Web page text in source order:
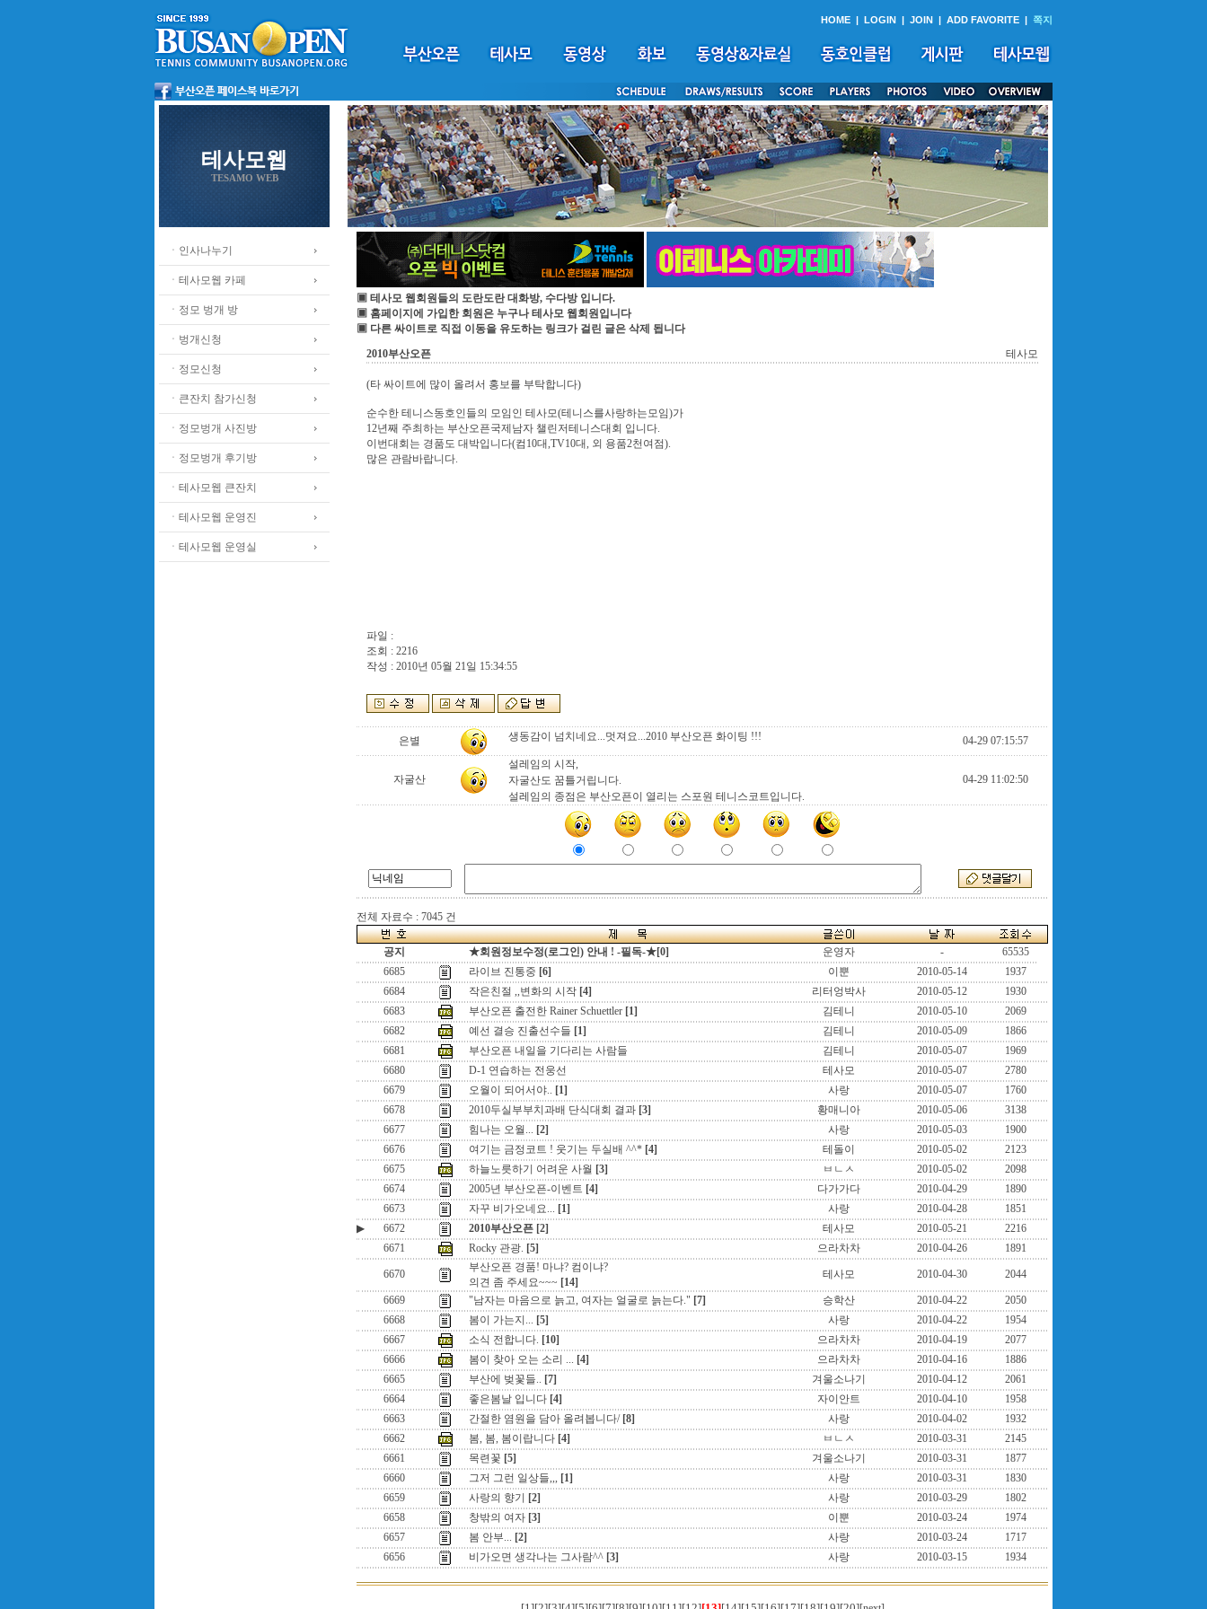
HOME | LOGIN | JOIN | ADD FAVORITE | 쪽지
테사모웹
TESAMO WEB
ㆍ인사나누기
ㆍ테사모웹 카페
ㆍ정모 벙개 방
ㆍ벙개신청
ㆍ정모신청
ㆍ큰잔치 참가신청
ㆍ정모벙개 사진방
ㆍ정모벙개 후기방
ㆍ테사모웹 큰잔치
ㆍ테사모웹 운영진
ㆍ테사모웹 운영실
▣ 테사모 웹회원들의 도란도란 대화방, 수다방 입니다.
▣ 홈페이지에 가입한 회원은 누구나 테사모 웹회원입니다
▣ 다른 싸이트로 직접 이동을 유도하는 링크가 걸린 글은 삭제 됩니다
2010부산오픈
테사모
(타 싸이트에 많이 올려서 홍보를 부탁합니다)
순수한 테니스동호인들의 모임인 테사모(테니스를사랑하는모임)가
12년째 주최하는 부산오픈국제남자 챌린저테니스대회 입니다.
이번대회는 경품도 대박입니다(컴10대,TV10대, 외 용품2천여점).
많은 관람바랍니다.
파일 :
조회 : 2216
작성 : 2010년 05월 21일 15:34:55
은별 생동감이 넘치네요...멋져요...2010 부산오픈 화이팅 !!! 04-29 07:15:57
자굴산
설레임의 시작,
자굴산도 꿈틀거립니다.
설레임의 종점은 부산오픈이 열리는 스포원 테니스코트입니다.
04-29 11:02:50
전체 자료수 : 7045 건
공지 ★회원정보수정(로그인) 안내 ! -필독-★[0] 운영자 -
65535
6685
라이브 진통중 [6] 이뿐 2010-05-14
1937
6684
작은친절 ,,변화의 시작 [4] 리터엉박사 2010-05-12
1930
6683
부산오픈 출전한 Rainer Schuettler [1] 김테니 2010-05-10
2069
6682
예선 결승 진출선수들 [1] 김테니 2010-05-09
1866
6681
부산오픈 내일을 기다리는 사람들 김테니 2010-05-07
1969
6680
D-1 연습하는 전웅선 테사모 2010-05-07
2780
6679
오월이 되어서야.. [1] 사랑 2010-05-07
1760
6678
2010두실부부치과배 단식대회 결과 [3] 황매니아 2010-05-06
3138
6677
힘나는 오월... [2] 사랑 2010-05-03
1900
6676
여기는 금정코트 ! 웃기는 두실배 ^^* [4] 테돌이 2010-05-02
2123
6675
하늘노릇하기 어려운 사월 [3] ㅂㄴㅅ 2010-05-02
2098
6674
2005년 부산오픈-이벤트 [4] 다가가다 2010-04-29
1890
6673
자꾸 비가오네요... [1] 사랑 2010-04-28
1851
▶
6672 2010부산오픈 [2] 테사모 2010-05-21
2216
6671
Rocky 관광. [5] 으라차차 2010-04-26 1891
6670
부산오픈 경품! 마냐? 컴이냐?
의견 좀 주세요~~~ [14]
테사모 2010-04-30 2044
6669 "남자는 마음으로 늙고, 여자는 얼굴로 늙는다." [7] 승학산 2010-04-22
2050
6668
봄이 가는지... [5] 사랑 2010-04-22
1954
6667
소식 전합니다. [10] 으라차차 2010-04-19
2077
6666
봄이 찾아 오는 소리 ... [4] 으라차차 2010-04-16
1886
6665
부산에 벚꽃들.. [7] 겨울소나기 2010-04-12
2061
6664
좋은봄날 입니다 [4] 자이안트 2010-04-10
1958
6663
간절한 염원을 담아 올려봅니다/ [8] 사랑 2010-04-02
1932
6662
봄, 봄, 봄이랍니다 [4] ㅂㄴㅅ 2010-03-31
2145
6661
목련꽃 [5] 겨울소나기 2010-03-31
1877
6660
그저 그런 일상들,,, [1] 사랑 2010-03-31
1830
6659
사랑의 향기 [2] 사랑 2010-03-29
1802
6658
창밖의 여자 [3] 이뿐 2010-03-24
1974
6657
봄 안부... [2] 사랑 2010-03-24
1717
6656
비가오면 생각나는 그사람^^ [3] 사랑 2010-03-15 1934